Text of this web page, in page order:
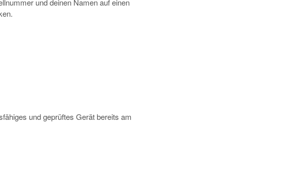
und deinen Namen auf einen
und geprüftes Gerät bereits am